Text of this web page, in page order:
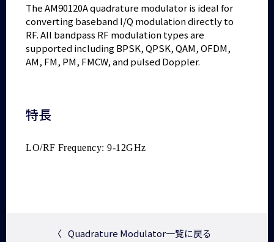
The AM90120A quadrature modulator is ideal for
converting baseband I/Q modulation directly to
RF. All bandpass RF modulation types are
supported including BPSK, QPSK, QAM, OFDM,
AM, FM, PM, FMCW, and pulsed Doppler.
特長
LO/RF Frequency: 9-12GHz
〈 Quadrature Modulator一覧に戻る